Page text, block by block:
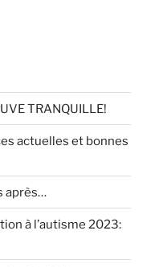
TRANQUILLE!
actuelles et bonnes
après…
à l’autisme 2023: